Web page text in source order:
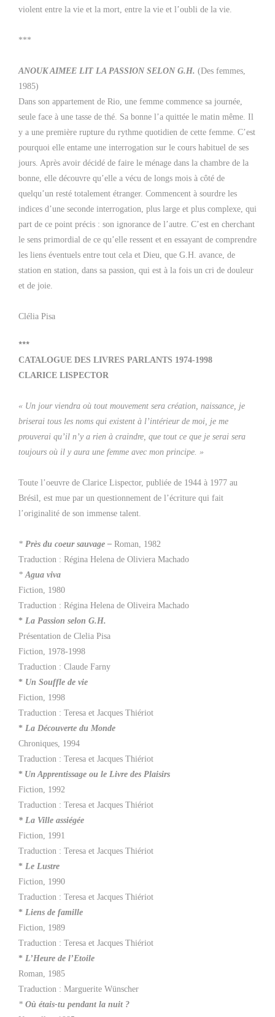
violent entre la vie et la mort, entre la vie et l’oubli de la vie.
***
ANOUK AIMEE LIT LA PASSION SELON G.H. (Des femmes,
1985)
Dans son appartement de Rio, une femme commence sa journée,
seule face à une tasse de thé. Sa bonne l’a quittée le matin même. Il
y a une première rupture du rythme quotidien de cette femme. C’est
pourquoi elle entame une interrogation sur le cours habituel de ses
jours. Après avoir décidé de faire le ménage dans la chambre de la
bonne, elle découvre qu’elle a vécu de longs mois à côté de
quelqu’un resté totalement étranger. Commencent à sourdre les
indices d’une seconde interrogation, plus large et plus complexe, qui
part de ce point précis : son ignorance de l’autre. C’est en cherchant
le sens primordial de ce qu’elle ressent et en essayant de comprendre
les liens éventuels entre tout cela et Dieu, que G.H. avance, de
station en station, dans sa passion, qui est à la fois un cri de douleur
et de joie.
Clélia Pisa
***
CATALOGUE DES LIVRES PARLANTS 1974-1998
CLARICE LISPECTOR
« Un jour viendra où tout mouvement sera création, naissance, je
briserai tous les noms qui existent à l’intérieur de moi, je me
prouverai qu’il n’y a rien à craindre, que tout ce que je serai sera
toujours où il y aura une femme avec mon principe. »
Toute l’oeuvre de Clarice Lispector, publiée de 1944 à 1977 au
Brésil, est mue par un questionnement de l’écriture qui fait
l’originalité de son immense talent.
* Près du coeur sauvage – Roman, 1982
Traduction : Régina Helena de Oliviera Machado
*Agua viva
Fiction, 1980
Traduction : Régina Helena de Oliveira Machado
* La Passion selon G.H.
Présentation de Clelia Pisa
Fiction, 1978-1998
Traduction : Claude Farny
* Un Souffle de vie
Fiction, 1998
Traduction : Teresa et Jacques Thiériot
* La Découverte du Monde
Chroniques, 1994
Traduction : Teresa et Jacques Thiériot
* Un Apprentissage ou le Livre des Plaisirs
Fiction, 1992
Traduction : Teresa et Jacques Thiériot
* La Ville assiégée
Fiction, 1991
Traduction : Teresa et Jacques Thiériot
* Le Lustre
Fiction, 1990
Traduction : Teresa et Jacques Thiériot
* Liens de famille
Fiction, 1989
Traduction : Teresa et Jacques Thiériot
* L’Heure de l’Etoile
Roman, 1985
Traduction : Marguerite Wünscher
* Où étais-tu pendant la nuit ?